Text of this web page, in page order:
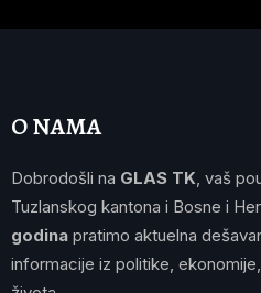
O NAMA
Dobrodošli na GLAS TK , vaš
Tuzlanskog kantona i Bosne i
godina pratimo aktuelna
informacije iz politike,